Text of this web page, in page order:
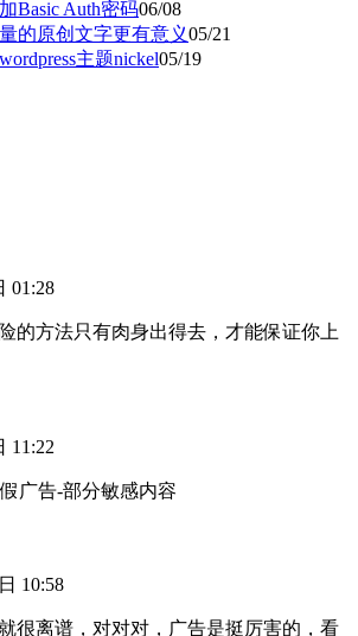
Basic Auth密码06/08
的原创文字更有意义05/21
主题nickel05/19
01:28
的方法只有肉身出得去，才能保证你上
11:22
广告-部分敏感内容
10:58
很离谱，对对对，广告是挺厉害的，看